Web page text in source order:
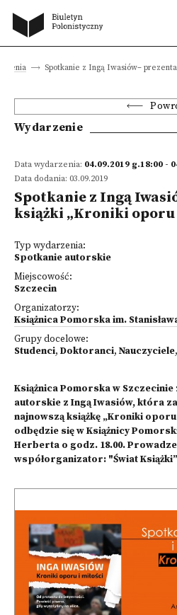
Spotkanie z Ingą Iwasiów–
Wydarzenie
Data wydarzenia: 04.09.2019 g.18:00 -
Data dodania: 03.09.2019
Spotkanie z Ingą
książki „Kroniki oporu
Typ wydarzenia:
Spotkanie autorskie
Miejscowość:
Szczecin
Organizatorzy:
Książnica Pomorska im.
Grupy docelowe:
Studenci, Doktoranci, Nauczyciele,
Książnica Pomorska w
autorskie z Ingą Iwasiów, która
najnowszą książkę „Kroniki oporu
odbędzie się w Książnicy
Herberta o godz. 18.00.
współorganizator: "Świat